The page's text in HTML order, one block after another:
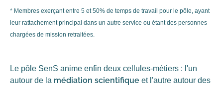
* Membres exerçant entre 5 et 50% de temps de travail pour le pôle, ayant
leur rattachement principal dans un autre service ou étant des personnes
chargées de mission retraitées.
Le pôle SenS anime enfin deux cellules-métiers : l'un
autour de la médiation scientifique et l'autre autour des